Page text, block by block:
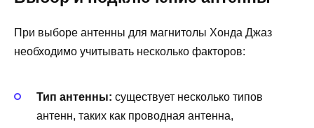
При выборе антенны для магнитолы Хонда Джаз
необходимо учитывать несколько факторов:
Тип антенны: существует несколько типов
антенн, таких как проводная антенна,